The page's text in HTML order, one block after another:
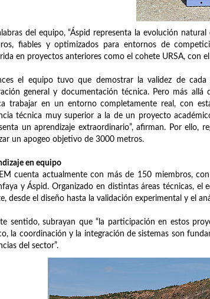
del equipo, “Áspid representa la evolución
fiables y optimizados para entornos de
en proyectos anteriores como el cohete URSA, con
el equipo tuvo que demostrar la validez de cada
general y documentación técnica. Pero más
trabajar en un entorno completamente real, con
técnica muy superior a la de un proyecto
un aprendizaje extraordinario”, afirman. Por ello,
un apogeo objetivo de 3000 metros.
en equipo
cuenta actualmente con más de 150 miembros,
y Áspid. Organizado en distintas áreas técnicas,
desde el diseño hasta la validación experimental y el
sentido, subrayan que “la participación en estos
la coordinación y la integración de sistemas son
del sector”.